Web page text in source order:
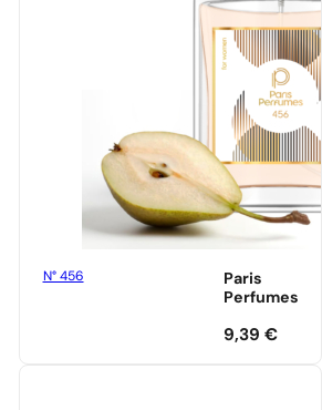
N° 456
Paris
Perfumes
9,39 €